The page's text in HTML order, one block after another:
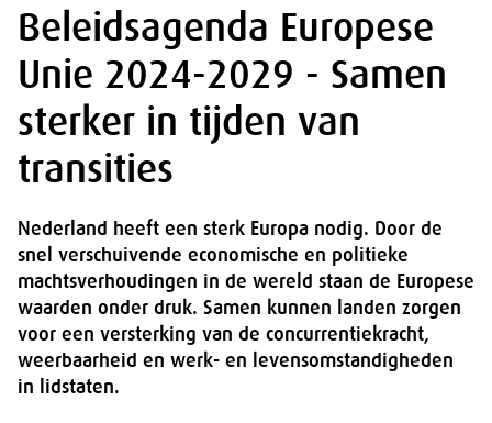
Beleidsagenda Europese
Unie 2024-2029 - Samen
sterker in tijden van
transities
Nederland heeft een sterk Europa nodig. Door de
snel verschuivende economische en politieke
machtsverhoudingen in de wereld staan de Europese
waarden onder druk. Samen kunnen landen zorgen
voor een versterking van de concurrentiekracht,
weerbaarheid en werk- en levensomstandigheden
in lidstaten.